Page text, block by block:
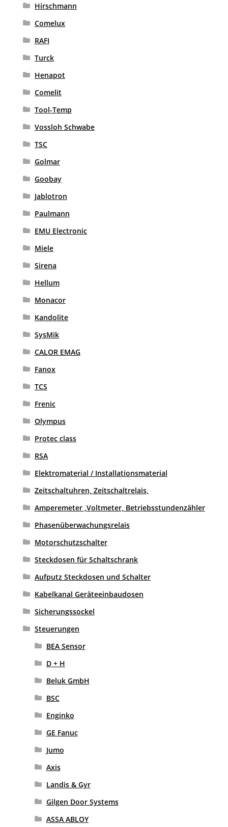
Hirschmann
Comelux
RAFI
Turck
Henapot
Comelit
Tool-Temp
Vossloh Schwabe
TSC
Golmar
Goobay
Jablotron
Paulmann
EMU Electronic
Miele
Sirena
Hellum
Monacor
Kandolite
SysMik
CALOR EMAG
Fanox
TCS
Frenic
Olympus
Protec class
RSA
Elektromaterial / Installationsmaterial
Zeitschaltuhren, Zeitschaltrelais,
Amperemeter ,Voltmeter, Betriebsstundenzähler
Phasenüberwachungsrelais
Motorschutzschalter
Steckdosen für Schaltschrank
Aufputz Steckdosen und Schalter
Kabelkanal Geräteeinbaudosen
Sicherungssockel
Steuerungen
BEA Sensor
D + H
Beluk GmbH
BSC
Enginko
GE Fanuc
Jumo
Axis
Landis & Gyr
Gilgen Door Systems
ASSA ABLOY